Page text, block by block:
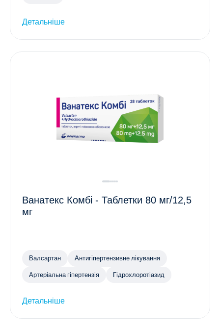
Детальніше
Ванатекс Комбі - Таблетки 80 мг/12,5
мг
Валсартан Антигіпертензивне лікування
Артеріальна гіпертензія Гідрохлоротіазид
Детальніше